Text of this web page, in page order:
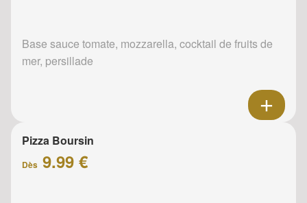
Base sauce tomate, mozzarella, cocktail de fruits de
mer, persillade
Pizza Boursin
Dès 9.99 €